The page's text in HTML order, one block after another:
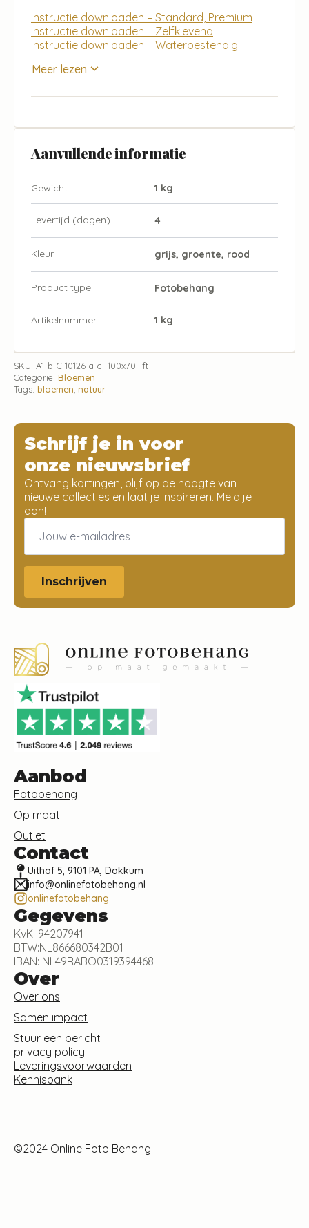
Instructie downloaden – Standard, Premium
Instructie downloaden – Zelfklevend
Instructie downloaden – Waterbestendig
Meer lezen
Aanvullende informatie
Gewicht 1 kg
Levertijd (dagen) 4
Kleur grijs, groente, rood
Product type Fotobehang
Artikelnummer 1 kg
SKU: A1-b-C-10126-a-c_100x70_ft
Categorie: Bloemen
Tags: bloemen natuur
Schrijf je in voor
onze nieuwsbrief
Ontvang kortingen, blijf op de hoogte van
nieuwe collecties en laat je inspireren. Meld je
aan!
Email
Inschrijven
Aanbod
Fotobehang
Op maat
Outlet
Contact
Uithof 5, 9101 PA, Dokkum
info@onlinefotobehang.nl
onlinefotobehang
Gegevens
KvK: 94207941
BTW:NL866680342B01
IBAN: NL49RABO0319394468
Over
Over ons
Samen impact
Stuur een bericht
privacy policy
Leveringsvoorwaarden
Kennisbank
©2024 Online Foto Behang.